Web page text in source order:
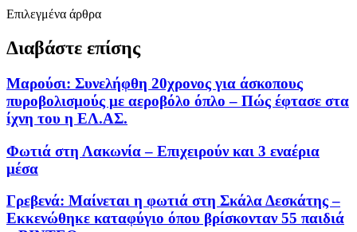
Επιλεγμένα άρθρα
Διαβάστε επίσης
Μαρούσι: Συνελήφθη 20χρονος για άσκοπους
πυροβολισμούς με αεροβόλο όπλο – Πώς έφτασε στα
ίχνη του η ΕΛ.ΑΣ.
Φωτιά στη Λακωνία – Επιχειρούν και 3 εναέρια
μέσα
Γρεβενά: Μαίνεται η φωτιά στη Σκάλα Δεσκάτης –
Εκκενώθηκε καταφύγιο όπου βρίσκονταν 55 παιδιά